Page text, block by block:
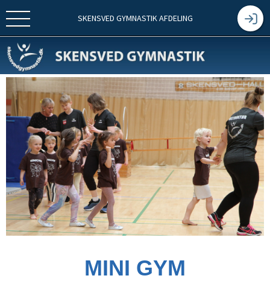
SKENSVED GYMNASTIK AFDELING
MINI GYM